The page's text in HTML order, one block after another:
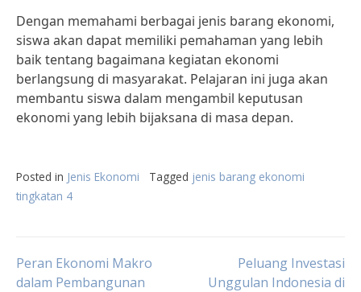
Dengan memahami berbagai jenis barang ekonomi,
siswa akan dapat memiliki pemahaman yang lebih
baik tentang bagaimana kegiatan ekonomi
berlangsung di masyarakat. Pelajaran ini juga akan
membantu siswa dalam mengambil keputusan
ekonomi yang lebih bijaksana di masa depan.
Posted in Jenis Ekonomi Tagged jenis barang ekonomi
tingkatan 4
Post
Peran Ekonomi Makro
dalam Pembangunan
Peluang Investasi
Unggulan Indonesia di